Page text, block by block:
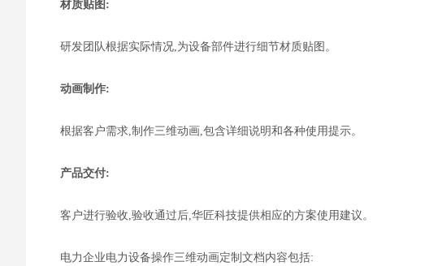
材质贴图 :
研发团队根据实际情况,为设备部件进行细节材质贴图。
动画制作:
根据客户需求,制作三维动画,包含详细说明和各种使用提示。
产品交付:
客户进行验收,验收通过后,华匠科技提供相应的方案使用建议。
电力企业电力设备操作三维动画定制 文档内容包括: